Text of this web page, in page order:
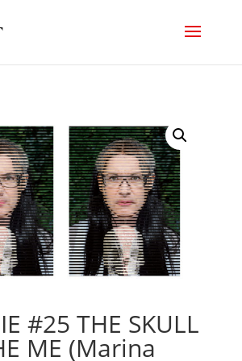
#25 THE SKULL
ME (Marina